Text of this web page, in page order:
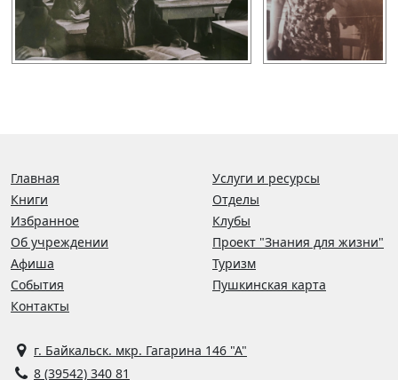
г. Байкальск. мкр. Гагарина 146 "А"
8 (39542) 340 81
Главная
Книги
Избранное
Об учреждении
Афиша
События
Контакты
Услуги и ресурсы
Отделы
Клубы
Проект "Знания для жизни"
Туризм
Пушкинская карта